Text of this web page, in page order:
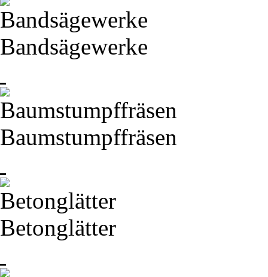
Bandsägewerke
Baumstumpffräsen
Betonglätter